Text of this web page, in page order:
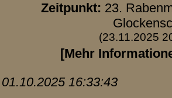
Zeitpunkt: 23.
(23.11.2025
[Mehr
01.10.2025 16:33:43